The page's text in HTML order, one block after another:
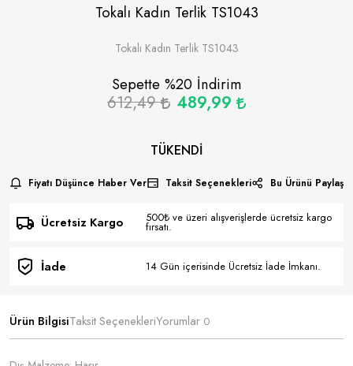
Tokalı Kadın Terlik TS1043
Tokalı Kadın Terlik TS1043
Sepette %20İndirim
612,49 489,99
TÜKENDI
Fiyatı Düşünce Haber Ver Taksit Seçenekleri Bu Ürünü Paylaş
Ücretsiz Kargo 500₺ ve üzeri alışverişlerde ücretsiz kargo
fırsatı.
İade 14 Gün içerisinde Ücretsiz İade İmkanı.
Ürün BilgisiTaksit SeçenekleriYorumlar 0